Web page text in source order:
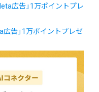
広告」1万ポイントプレゼ